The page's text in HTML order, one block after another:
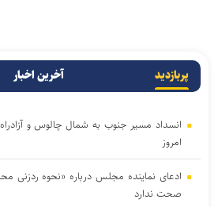
پربازدید آخرین اخبار
امروز
ادعای نماینده مجلس درباره «نحوه ردزنی
صحت ندارد